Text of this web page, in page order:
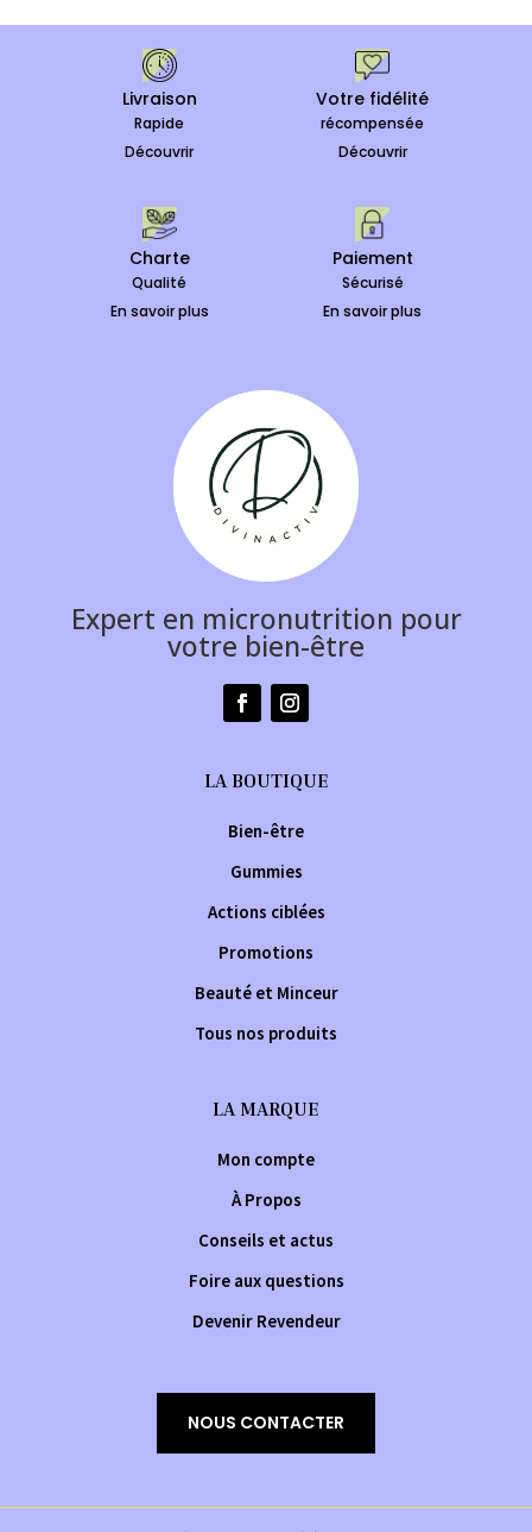
Livraison
Rapide
Découvrir
Votre fidélité
récompensée
Découvrir
Charte
Qualité
En savoir plus
Paiement
Sécurisé
En savoir plus
Expert en micronutrition pour
votre bien-être
LA BOUTIQUE
Bien-être
Gummies
Actions ciblées
Promotions
Beauté et Minceur
Tous nos produits
LA MARQUE
Mon compte
À Propos
Conseils et actus
Foire aux questions
Devenir Revendeur
NOUS CONTACTER